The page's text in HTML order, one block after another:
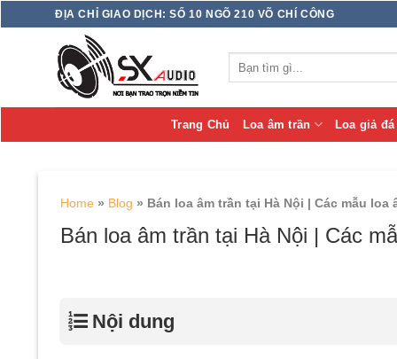
to
ĐỊA CHỈ GIAO DỊCH: SỐ 10 NGÕ 210 VÕ CHÍ CÔNG
kiếm:
Trang Chủ Loa âm trần Loa giả đá
Home » Blog » Bán loa âm trần tại Hà Nội | Các mẫu loa
Bán loa âm trần tại Hà Nội | Các
Nội dung